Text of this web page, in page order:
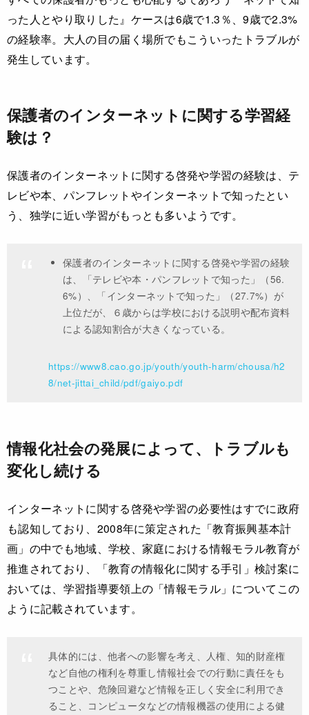
った人とやり取りした』ケースは6歳で1.3％、9歳で2.3%
の経験率。大人の目の届く場所でもこういったトラブルが
発生しています。
保護者のインターネットに関する学習経
験は？
保護者のインターネットに関する啓発や学習の経験は、テ
レビや本、パンフレットやインターネットで知ったとい
う、独学に近い学習がもっとも多いようです。
保護者のインターネットに関する啓発や学習の経験
は、「テレビや本・パンフレットで知った」（56.
6%）、「インターネットで知った」（27.7%）が
上位だが、６歳からは学校における説明や配布資料
による認知割合が大きくなっている。
https://www8.cao.go.jp/youth/youth-harm/chousa/h2
8/net-jittai_child/pdf/gaiyo.pdf
情報化社会の発展によって、トラブルも
変化し続ける
インターネットに関する啓発や学習の必要性はすでに政府
も認知しており、2008年に策定された「教育振興基本計
画」の中でも地域、学校、家庭における情報モラル教育が
推進されており、「教育の情報化に関する手引」検討案に
おいては、学習指導要領上の「情報モラル」についてこの
ように記載されています。
具体的には、他者への影響を考え、人権、知的財産権
など自他の権利を尊重し情報社会での行動に責任をも
つことや、危険回避など情報を正しく安全に利用でき
ること、コンピュータなどの情報機器の使用による健